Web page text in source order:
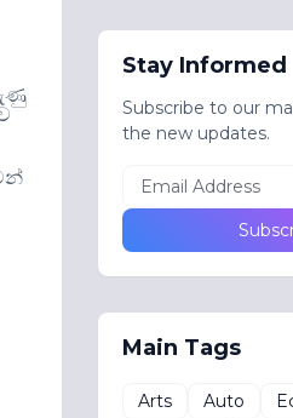
Stay Informed
Subscribe to our
the new updates.
Main Tags
Arts Auto